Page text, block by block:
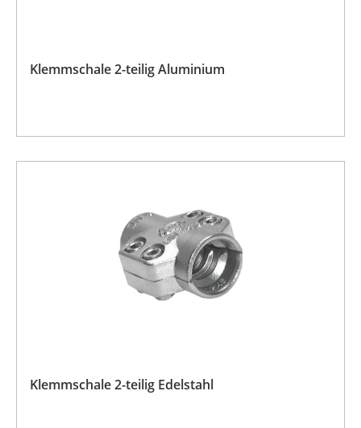
Klemmschale 2-teilig Aluminium
Klemmschale 2-teilig Edelstahl